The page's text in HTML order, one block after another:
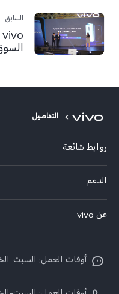
السابق
التفاصيل
روابط شائعة
X300 FE
X300 Ultra
Y11d
الدعم
Funtouch OS
مراكز الصيانة
عن vivo
الأخبار
ARABIC/العربية: